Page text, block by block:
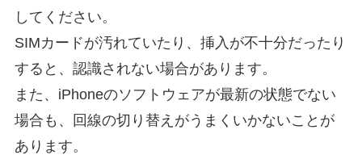
してください。
SIMカードが汚れていたり、挿入が不十分だったり
すると、認識されない場合があります。
また、iPhoneのソフトウェアが最新の状態でない
場合も、回線の切り替えがうまくいかないことが
あります。